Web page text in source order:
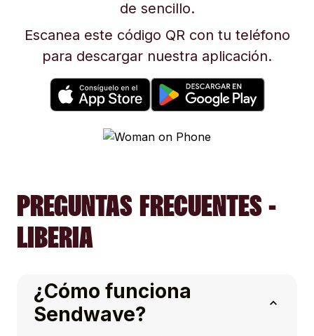
de sencillo.
Escanea este código QR con tu teléfono
para descargar nuestra aplicación.
PREGUNTAS FRECUENTES -
LIBERIA
¿Cómo funciona
Sendwave?